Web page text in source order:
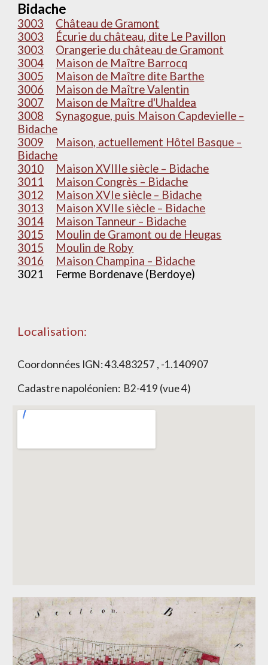
Bidache
3003
Château de Gramont
3003
Écurie du château, dite Le Pavillon
3003
Orangerie du château de Gramont
3004
Maison de Maître Barrocq
3005
Maison de Maître dite Barthe
3006
Maison de Maître Valentin
3007
Maison de Maître d'Uhaldea
3008
Synagogue, puis Maison Capdevielle –
Bidache
3009
Maison, actuellement Hôtel Basque –
Bidache
3010
Maison XVIIIe siècle – Bidache
3011
Maison Congrès – Bidache
3012
Maison XVIe siècle – Bidache
3013
Maison XVIIe siècle – Bidache
3014
Maison Tanneur – Bidache
3015
Moulin de Gramont ou de Heugas
3015
Moulin de Roby
3016
Maison Champina – Bidache
3021
Ferme Bordenave (Berdoye)
Localisation:
Coordonnées IGN:43.483257 , -1.140907
Cadastre napoléonien: B2-419 (vue 4)